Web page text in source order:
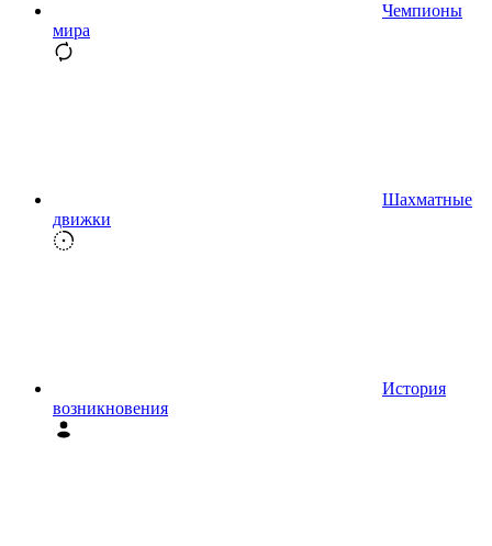
Чемпионы
мира
Шахматные
движки
История
возникновения